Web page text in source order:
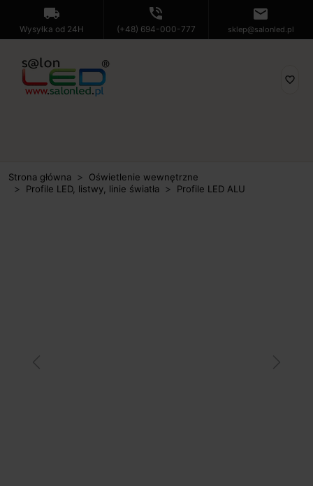
local_shipping
Wysyłka od 24H
phone_in_talk
(+48) 694-000-777
mail
sklep@salonled.pl
favorite_border
Strona główna
Oświetlenie wewnętrzne
Profile LED, listwy, linie światła
Profile LED ALU